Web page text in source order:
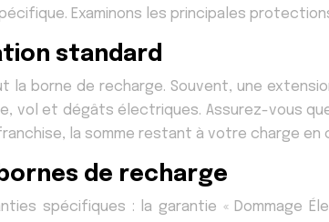
Examinons les principales
standard
la borne de recharge. Souvent, une
vol et dégâts électriques. Assurez-vous
la somme restant à votre charge en
de recharge
spécifiques : la garantie « Dommage